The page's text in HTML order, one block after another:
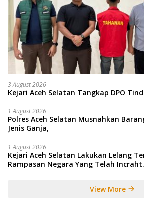
3 August 2026
Kejari Aceh Selatan Tangkap DPO
1 August 2026
Polres Aceh Selatan Musnahkan
Jenis Ganja,
1 August 2026
Kejari Aceh Selatan Lakukan Lelang
Rampasan Negara Yang Telah Incraht.
View More